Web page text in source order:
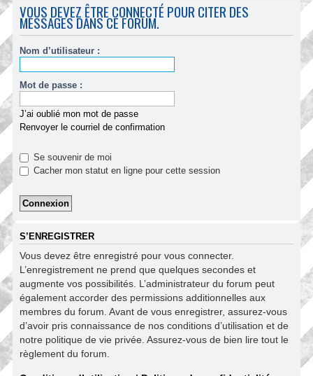
VOUS DEVEZ ÊTRE CONNECTÉ POUR CITER DES
MESSAGES DANS CE FORUM.
Nom d’utilisateur :
Mot de passe :
J’ai oublié mon mot de passe
Renvoyer le courriel de confirmation
Se souvenir de moi
Cacher mon statut en ligne pour cette session
S’ENREGISTRER
Vous devez être enregistré pour vous connecter.
L’enregistrement ne prend que quelques secondes et
augmente vos possibilités. L’administrateur du forum peut
également accorder des permissions additionnelles aux
membres du forum. Avant de vous enregistrer, assurez-vous
d’avoir pris connaissance de nos conditions d’utilisation et de
notre politique de vie privée. Assurez-vous de bien lire tout le
règlement du forum.